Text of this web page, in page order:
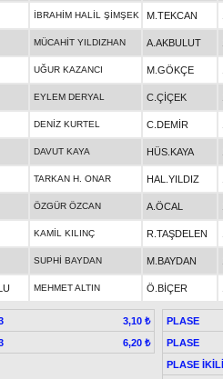
İBRAHİM HALİL ŞİMŞEK M.TEKCAN
MÜCAHİT YILDIZHAN A.AKBULUT
UĞUR KAZANCI M.GÖKÇE
EYLEM DERYAL C.ÇİÇEK
DENİZ KURTEL C.DEMİR
DAVUT KAYA HÜS.KAYA
TARKAN H. ONAR HAL.YILDIZ
ÖZGÜR ÖZCAN A.ÖCAL
KAMİL KILINÇ R.TAŞDELEN
SUPHİ BAYDAN M.BAYDAN
MEHMET ALTIN Ö.BİÇER
3,10 ₺
6,20 ₺
PLASE
PLASE
PLASE İKİLİ